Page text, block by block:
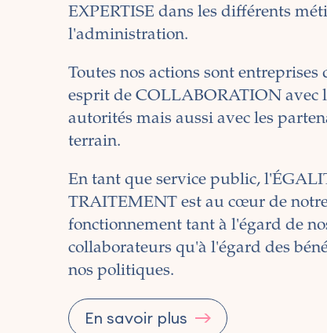
EXPERTISE dans les différents
l'administration.
Toutes nos actions sont entreprises
esprit de COLLABORATION avec
autorités mais aussi avec les
terrain.
En tant que service public,
TRAITEMENT est au cœur de
fonctionnement tant à l'égard de
collaborateurs qu'à l'égard des
nos politiques.
En savoir plus